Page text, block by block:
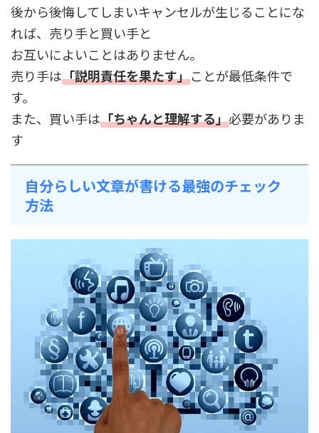
後から後悔してしまいキャンセルが生じることにな
れば、売り手と買い手と
お互いによいことはありません。
売り手は「説明責任を果たす」ことが最低条件で
す。
また、買い手は「ちゃんと理解する」必要がありま
す
自分らしい文章が書ける最強のチェック
方法